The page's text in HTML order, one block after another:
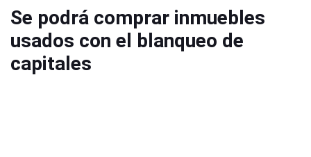
Se podrá comprar inmuebles
usados con el blanqueo de
capitales